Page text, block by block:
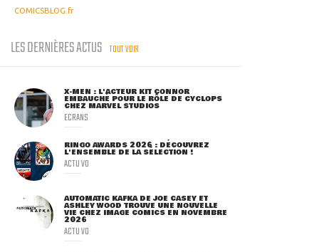
COMICSBLOG.fr
LES DERNIÈRES ACTUS TOUT VOIR
X-MEN : L'ACTEUR KIT CONNOR
EMBAUCHÉ POUR LE RÔLE DE CYCLOPS
CHEZ MARVEL STUDIOS
ECRANS
RINGO AWARDS 2026 : DÉCOUVREZ
L'ENSEMBLE DE LA SÉLECTION !
ACTU VO
AUTOMATIC KAFKA DE JOE CASEY ET
ASHLEY WOOD TROUVE UNE NOUVELLE
VIE CHEZ IMAGE COMICS EN NOVEMBRE
2026
ACTU VO